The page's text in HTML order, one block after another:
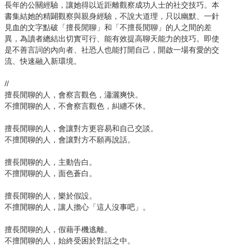
長年的公關經驗，讓她得以近距離觀察成功人士的社交技巧。本
書集結她的精闢觀察與親身經驗，不說大道理，只以幽默、一針
見血的文字點破「擅長閒聊」和「不擅長閒聊」的人之間的差
異，為讀者總結出切實可行、能有效提高聊天能力的技巧。即使
是不善言詞的內向者、社恐人也能打開自己，開啟一場有愛的交
流、快速融入新環境。
//
擅長閒聊的人，會察言觀色，瀟灑爽快。
不擅閒聊的人，不會察言觀色，糾纏不休。
擅長閒聊的人，會讓對方更容易和自己交談。
不擅閒聊的人，會讓對方不願再說話。
擅長閒聊的人，主動告白。
不擅閒聊的人，面色蒼白。
擅長閒聊的人，樂於假設。
不擅閒聊的人，讓人擔心「這人沒事吧」。
擅長閒聊的人，假藉手機逃離。
不擅閒聊的人，始終受困於對話之中。